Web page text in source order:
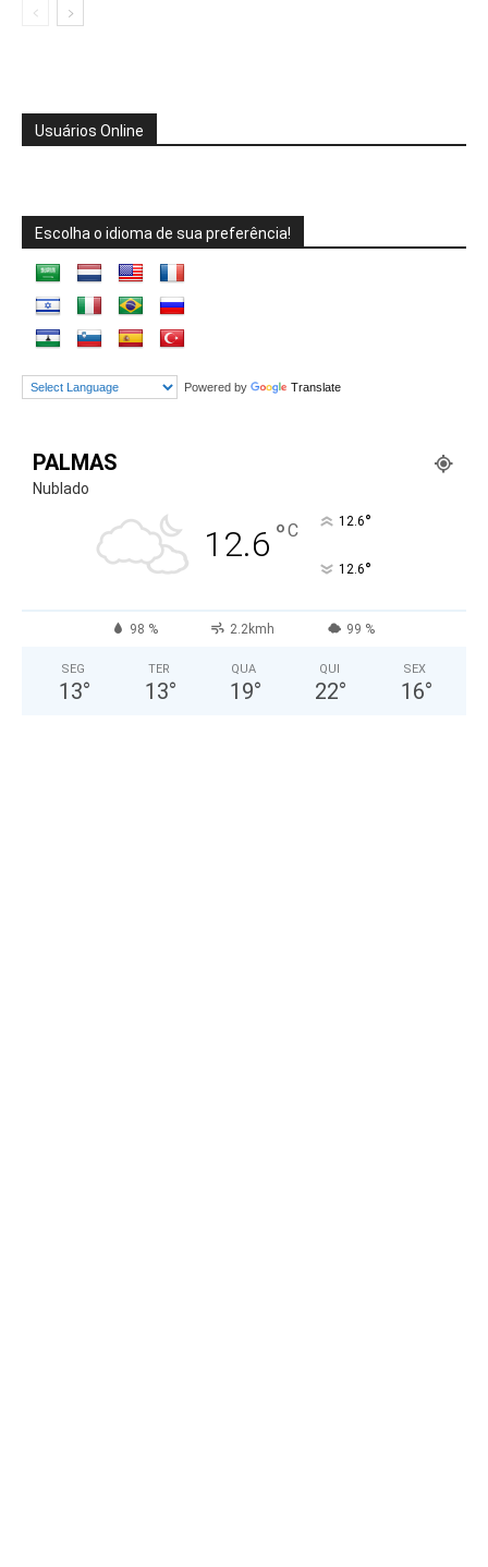
Usuários Online
Escolha o idioma de sua preferência!
Powered by Translate
PALMAS
Nublado
12.6 °C 12.6°
12.6°
98 % 2.2kmh 99 %
SEG
13°
TER
13°
QUA
19°
QUI
22°
SEX
16°